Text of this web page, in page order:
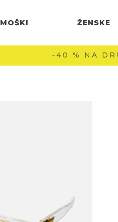
MOŠKI ŽENSKE
BREZPLAČNA